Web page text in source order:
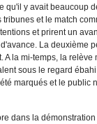
qu'il y avait beaucoup
et le match
et prirent un
La deuxième
la mi-temps, la
sous le regard
marqués et le public
dans la